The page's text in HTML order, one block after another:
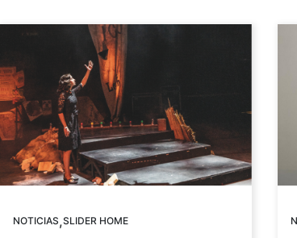
NOTICIAS,SLIDER HOME